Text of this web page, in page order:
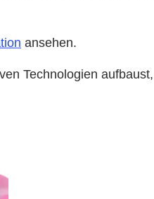
ansehen.
Technologien